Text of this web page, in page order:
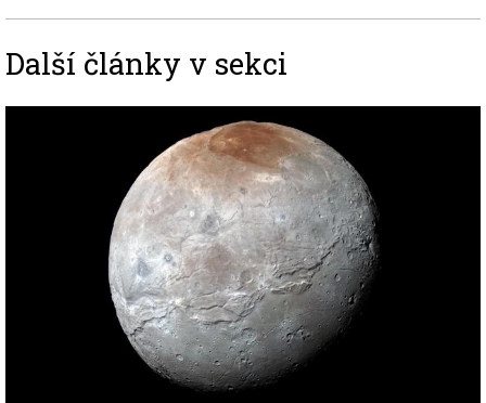
Další články v sekci